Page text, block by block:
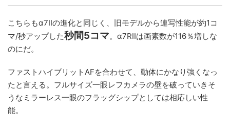
こちらもα7IIの進化と同じく、旧モデルから連写性能が約1コ
マ/秒アップした秒間5コマ。α7RIIは画素数が116％増しな
のにだ。
ファストハイブリットAFを合わせて、動体にかなり強くなっ
たと言える。フルサイズ一眼レフカメラの壁を破っていきそ
うなミラーレス一眼のフラッグシップとしては相応しい性
能。